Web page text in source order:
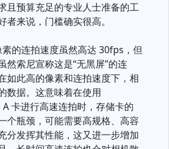
且预算充足的专业人士准备的工
者来说，门槛确实很高。
的连拍速度虽然高达 30fps，但
然索尼宣称这是“无黑屏”的连
如此高的像素和连拍速度下，相
数据。这意味着在使用
卡进行高速连拍时，存储卡的
个瓶颈，可能需要高规格、高容
分发挥其性能，这又进一步增加